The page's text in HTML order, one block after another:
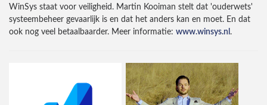
WinSys staat voor veiligheid. Martin Kooiman stelt dat 'ouderwets'
systeembeheer gevaarlijk is en dat het anders kan en moet. En dat
ook nog veel betaalbaarder. Meer informatie: www.winsys.nl .